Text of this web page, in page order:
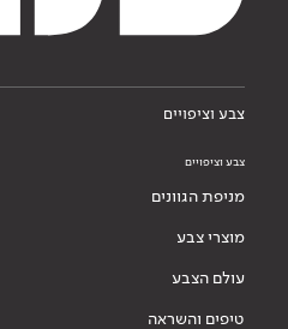
צבע וציפויים
צבע וציפויים
מניפת הגוונים
מוצרי צבע
עולם הצבע
טיפים והשראה